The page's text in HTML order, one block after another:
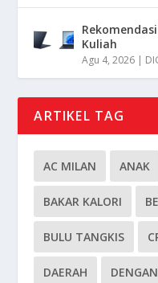
Kuliah
Agu 4, 2026 |
ARTIKEL TAG
AC MILAN ANAK
BAKAR KALORI
BULU TANGKIS
DAERAH